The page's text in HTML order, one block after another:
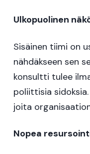
Ulkopuolinen
Sisäinen tiimi on
nähdäkseen sen
konsultti tulee
poliittisia
joita
Nopea